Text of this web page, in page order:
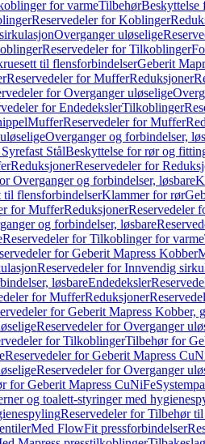
for varmeTilbehørBeskyttelse
Reservedeler for Koblinger
Overganger uløselige
Reservedeler for Tilkoblinger
til flensforbindelserGeberit
Reservedeler for MufferReduksjoner
for Overganger uløselige
for EndedekslerTilkoblinger
MufferReservedeler for Muffer
Overganger og forbindelser,
StålBeskyttelse for rør og
ReduksjonerReservedeler for
Overganger og forbindelser, løsbare
til flensforbindelserKlammer for rør
for MufferReduksjonerReservedeler
og forbindelser, løsbare
Reservedeler for Tilkoblinger for varme
for Geberit Mapress Kobber
Reservedeler for Innvendig
løsbareEndedeksler
for MufferReduksjoner
for Geberit Mapress Kobber,
Reservedeler for Overganger
for TilkoblingerTilbehør for
Reservedeler for Geberit Mapress
Reservedeler for Overganger
for Geberit Mapress CuNiFe
og toalett-styringer med
Reservedeler for Tilbehør
Med FlowFit pressforbindelser